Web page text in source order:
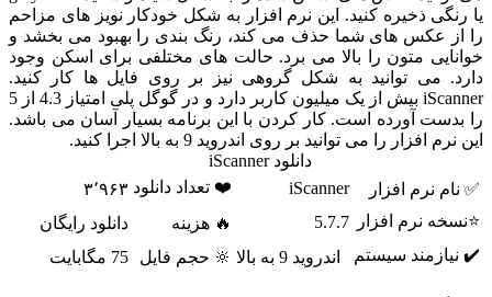
یا رنگی ذخیره کنید. این نرم افزار به شکل خودکار نویز های مزاحم
را از عکس های شما حذف می کند، رنگ بندی را بهبود می بخشد و
خوانایی متون را بالا می برد. حالت های مختلفی برای اسکن وجود
دارد. می توانید به شکل گروهی نیز بر روی فایل ها کار کنید.
iScanner بیش از یک میلیون کاربر دارد و در گوگل پلی امتیاز 4.3 از 5
را بدست آورده است. کار کردن با این برنامه بسیار آسان می باشد.
این نرم افزار را می توانید بر روی اندروید 9 به بالا اجرا کنید.
دانلود iScanner
✅ نام نرم افزار
iScanner ❤️ تعداد دانلود ۳٬۹۶۳
⭐نسخه نرم افزار
5.7.7 🔥 هزینه
دانلود رایگان
✔️ نیازمند سیستم
اندروید 9 به بالا 🔆 حجم فایل 75 مگابایت